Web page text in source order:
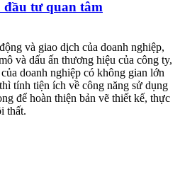
đầu tư quan tâm
và giao dịch của doanh nghiệp,
và dấu ấn thương hiệu của công ty,
doanh nghiệp có không gian lớn
tính tiện ích về công năng sử dụng
để hoàn thiện bản vẽ thiết kế, thực
thất.